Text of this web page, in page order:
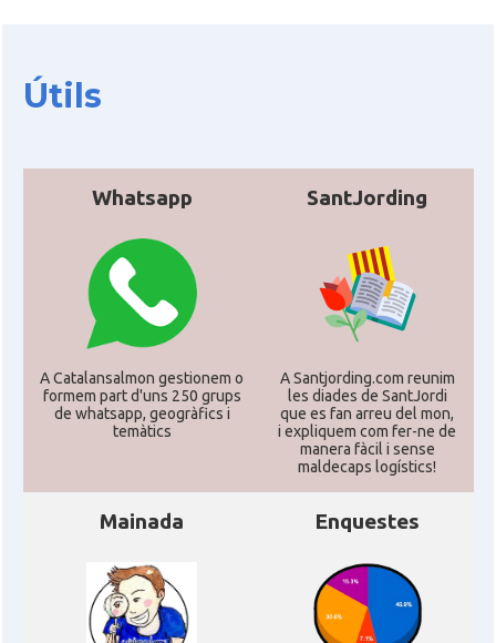
Útils
Whatsapp
A Catalansalmon gestionem o
formem part d'uns 250 grups
de whatsapp, geogràfics i
temàtics
SantJording
A Santjording.com reunim
les diades de SantJordi
que es fan arreu del mon,
i expliquem com fer-ne de
manera fàcil i sense
maldecaps logí­stics!
Mainada Enquestes